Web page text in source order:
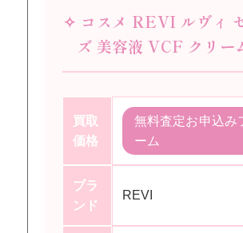
✧ コスメ REVI ルヴィ
ズ 美容液 VCF クリ
買取
価格
無料査定お申込み
ーム
ブラ
ンド
REVI